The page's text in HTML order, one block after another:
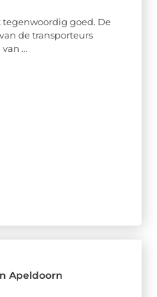
tegenwoordig goed. De
de transporteurs
...
Apeldoorn